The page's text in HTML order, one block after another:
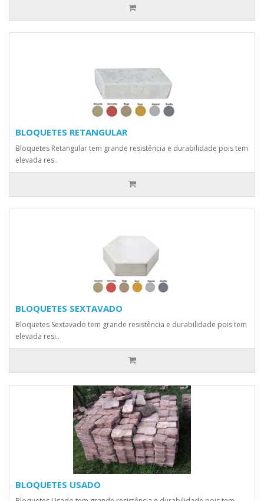
BLOQUETES RETANGULAR
Bloquetes Retangular tem grande resistência e durabilidade pois tem
elevada res..
BLOQUETES SEXTAVADO
Bloquetes Sextavado tem grande resistência e durabilidade pois tem
elevada resi..
BLOQUETES USADO